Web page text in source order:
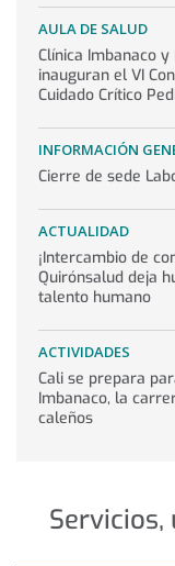
Noticias
AULA DE SALUD
Clínica Imbanaco
inauguran el VI
Cuidado Crítico
INFORMACIÓN
Cierre de sede
ACTUALIDAD
¡Intercambio de
Quirónsalud deja
talento humano
ACTIVIDADES
Cali se prepara
Imbanaco, la
caleños